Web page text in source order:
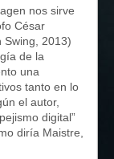
nos sirve
César
Swing, 2013)
de la
una
tanto en lo
el autor,
digital”
diría Maistre,